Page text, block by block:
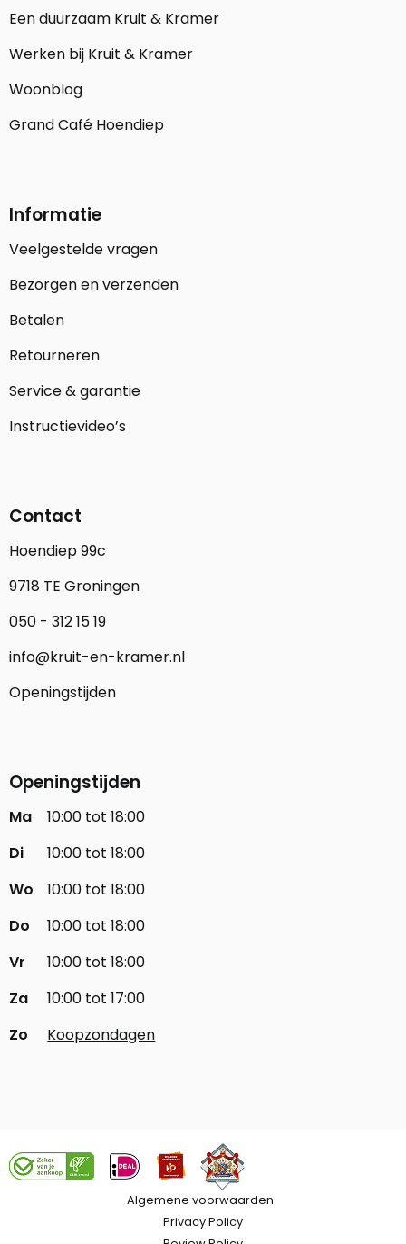
Een duurzaam Kruit & Kramer
Werken bij Kruit & Kramer
Woonblog
Grand Café Hoendiep
Informatie
Veelgestelde vragen
Bezorgen en verzenden
Betalen
Retourneren
Service & garantie
Instructievideo’s
Contact
Hoendiep 99c
9718 TE Groningen
050 - 312 15 19
info@kruit-en-kramer.nl
Openingstijden
Openingstijden
Ma
10:00 tot 18:00
Di
10:00 tot 18:00
Wo
10:00 tot 18:00
Do
10:00 tot 18:00
Vr
10:00 tot 18:00
Za
10:00 tot 17:00
Zo
Koopzondagen
Algemene voorwaarden
Privacy Policy